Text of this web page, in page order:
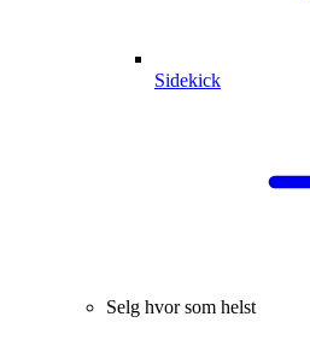
Sidekick
Selg hvor som helst